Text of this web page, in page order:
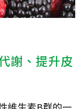
謝、提升皮